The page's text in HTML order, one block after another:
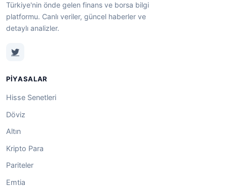
Türkiye'nin önde gelen finans ve borsa bilgi
platformu. Canlı veriler, güncel haberler ve
detaylı analizler.
PIYASALAR
Hisse Senetleri
Döviz
Altın
Kripto Para
Pariteler
Emtia